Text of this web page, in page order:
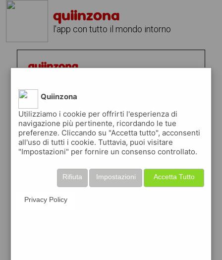
quiinzona
l'app con tutto il mondo intorno
Quiinzona
Utilizziamo i cookie per offrirti l'esperienza di
navigazione più pertinente, ricordando le tue
preferenze. Cliccando su "Accetta tutto", acconsenti
all'uso di tutti i cookie. Tuttavia, puoi visitare
"Impostazioni" per fornire un consenso controllato.
Accetta Tutto
Impostazioni
Rifiuta
Privacy Policy